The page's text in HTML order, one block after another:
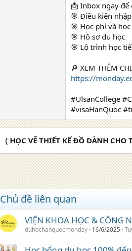
📩 Inbox ngay
🎯 Điều kiện
🎯 Học phí và
🎯 Hồ sơ du học
🎯 Lộ trình học
🔎 XEM THÊM
https://
#UlsanCollege
#visaHanQuoc
〈 HỌC VẼ THIẾT KẾ ĐỒ DÀNH
Chủ đề liên quan
VIỆN KHOA HỌC & CÔNG
duhochanquocmonday 16/6/2025